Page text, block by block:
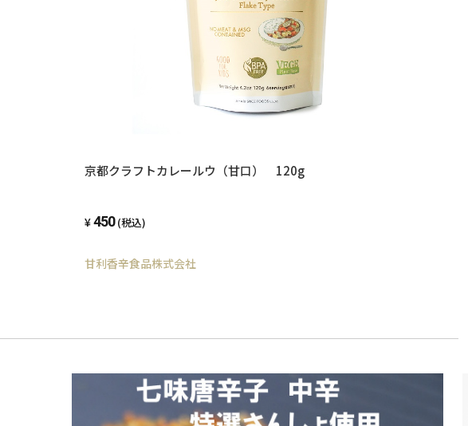
京都クラフトカレールウ（甘口） 120g
450(税込)
甘利香辛食品株式会社